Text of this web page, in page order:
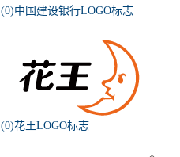
(0)中国建设银行LOGO标志
(0)花王LOGO标志